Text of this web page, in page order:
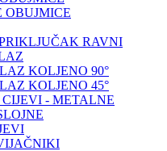
OBUJMICE
RAVNI
KOLJENO 90°
KOLJENO 45°
- METALNE